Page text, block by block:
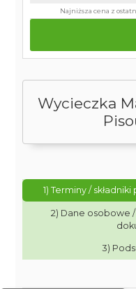
Wycieczka
1) Terminy /
2) Dane osobowe
3)
Najniższa cena z